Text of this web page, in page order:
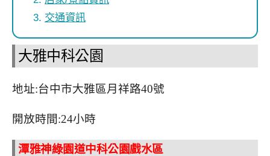
交通資訊
大雅中科公園
地址:台中市大雅區月祥路40號
開放時間:24小時
潭雅神綠園道中科公園戲水區